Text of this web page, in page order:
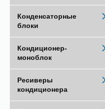
Конденсаторные
блоки
Кондиционер-
моноблок
Ресиверы
кондиционера